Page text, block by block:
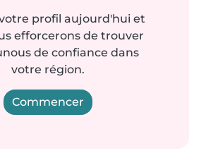
profil aujourd'hui et
efforcerons de trouver
de confiance dans
votre région.
Commencer